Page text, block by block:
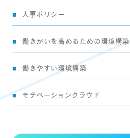
人事ポリシー
働きがいを高めるための環境構築
働きやすい環境構築
モチベーションクラウド